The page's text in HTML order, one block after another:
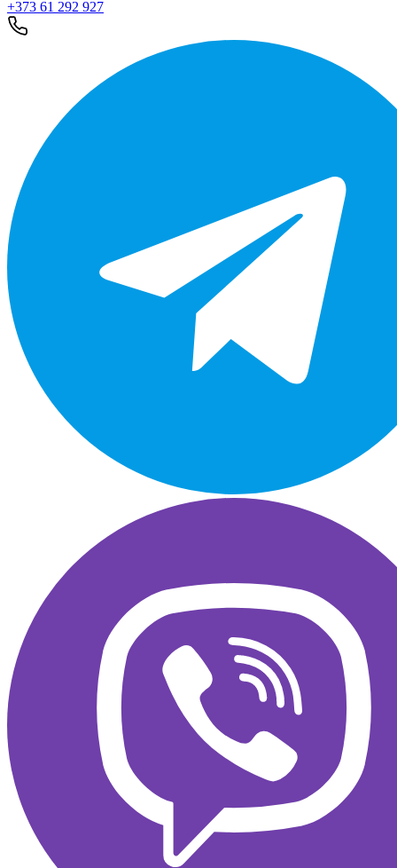
+373 61 292 927